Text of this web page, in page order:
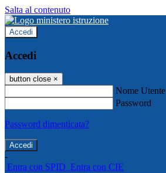
Salta al contenuto
Accedi
Accedi
button close ×
Nome Utente
Password
Password dimenticata?
-
Entra con SPID Entra con CIE